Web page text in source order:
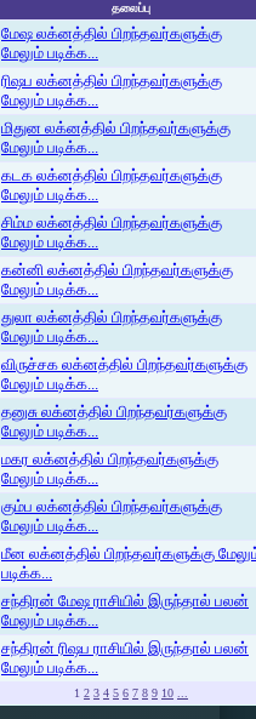
தலைப்பு
மேஷ லக்னத்தில் பிறந்தவர்களுக்கு
மேலும் படிக்க...
ரிஷப லக்னத்தில் பிறந்தவர்களுக்கு
மேலும் படிக்க...
மிதுன லக்னத்தில் பிறந்தவர்களுக்கு
மேலும் படிக்க...
கடக லக்னத்தில் பிறந்தவர்களுக்கு
மேலும் படிக்க...
சிம்ம லக்னத்தில் பிறந்தவர்களுக்கு
மேலும் படிக்க...
கன்னி லக்னத்தில் பிறந்தவர்களுக்கு
மேலும் படிக்க...
துலா லக்னத்தில் பிறந்தவர்களுக்கு
மேலும் படிக்க...
விருச்சக லக்னத்தில் பிறந்தவர்களுக்கு
மேலும் படிக்க...
தனுசு லக்னத்தில் பிறந்தவர்களுக்கு
மேலும் படிக்க...
மகர லக்னத்தில் பிறந்தவர்களுக்கு
மேலும் படிக்க...
கும்ப லக்னத்தில் பிறந்தவர்களுக்கு
மேலும் படிக்க...
மீன லக்னத்தில் பிறந்தவர்களுக்கு
படிக்க...
சந்திரன் மேஷ ராசியில் இருந்தால் பலன்
மேலும் படிக்க...
சந்திரன் ரிஷப ராசியில் இருந்தால் பலன்
மேலும் படிக்க...
1 2 3 4 5 6 7 8 9 10 ...